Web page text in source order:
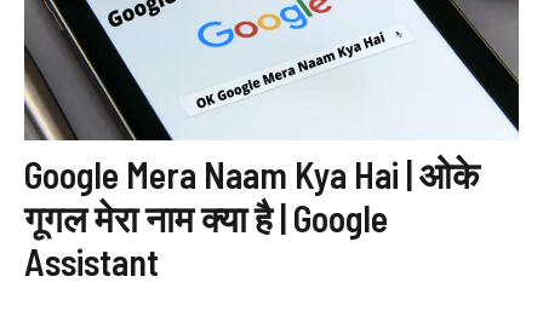
Google Mera Naam Kya Hai | ओके
गूगल मेरा नाम क्या है | Google
Assistant